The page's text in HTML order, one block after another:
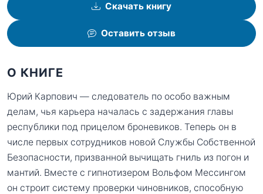
Скачать книгу
Оставить отзыв
О КНИГЕ
Юрий Карпович — следователь по особо важным
делам, чья карьера началась с задержания главы
республики под прицелом броневиков. Теперь он в
числе первых сотрудников новой Службы Собственной
Безопасности, призванной вычищать гниль из погон и
мантий. Вместе с гипнотизером Вольфом Мессингом
он строит систему проверки чиновников, способную